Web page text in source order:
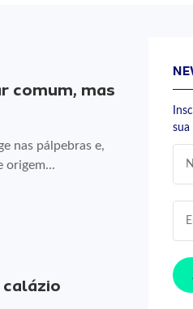
comum, mas
nas pálpebras e,
origem...
calázio
sua